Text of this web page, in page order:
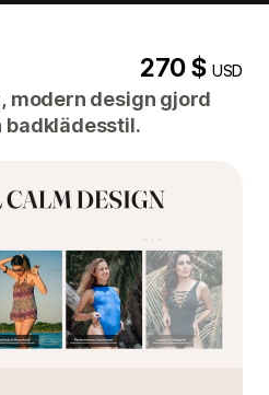
270 $USD
modern design gjord
badklädesstil.